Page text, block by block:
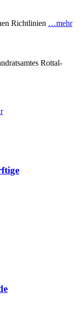
Richtlinien …mehr
Rottal-